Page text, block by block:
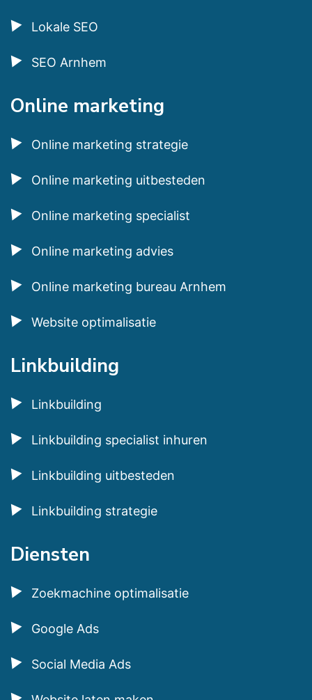
Lokale SEO
SEO Arnhem
Online marketing
Online marketing strategie
Online marketing uitbesteden
Online marketing specialist
Online marketing advies
Online marketing bureau Arnhem
Website optimalisatie
Linkbuilding
Linkbuilding
Linkbuilding specialist inhuren
Linkbuilding uitbesteden
Linkbuilding strategie
Diensten
Zoekmachine optimalisatie
Google Ads
Social Media Ads